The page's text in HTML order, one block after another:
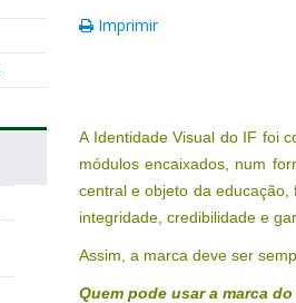
Imprimir
A Identidade Visual do IF foi
módulos encaixados, num
central e objeto da educação,
integridade, credibilidade e
Assim, a marca deve ser
Quem pode usar a marca